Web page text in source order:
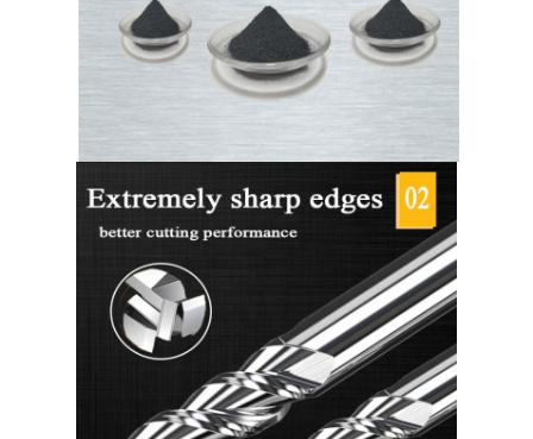
2/3/4/5/6
Diametro della
0.1-25mm
Diametro del
HRC 45/55/60/65